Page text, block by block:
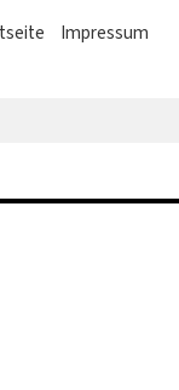
Impressum